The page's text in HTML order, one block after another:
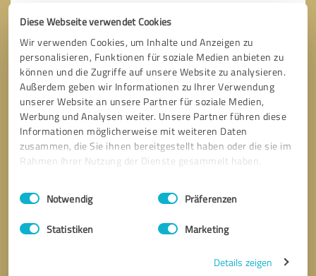
Diese Webseite verwendet Cookies
Wir verwenden Cookies, um Inhalte und Anzeigen zu
personalisieren, Funktionen für soziale Medien anbieten zu
können und die Zugriffe auf unsere Website zu analysieren.
Außerdem geben wir Informationen zu Ihrer Verwendung
unserer Website an unsere Partner für soziale Medien,
Werbung und Analysen weiter. Unsere Partner führen diese
Informationen möglicherweise mit weiteren Daten
zusammen, die Sie ihnen bereitgestellt haben oder die sie im
Rahmen Ihrer Nutzung der Dienste gesammelt haben.
Impressum Datenschutzbestimmungen
Einwilligungsauswahl
Notwendig Präferenzen
Statistiken Marketing
Details zeigen